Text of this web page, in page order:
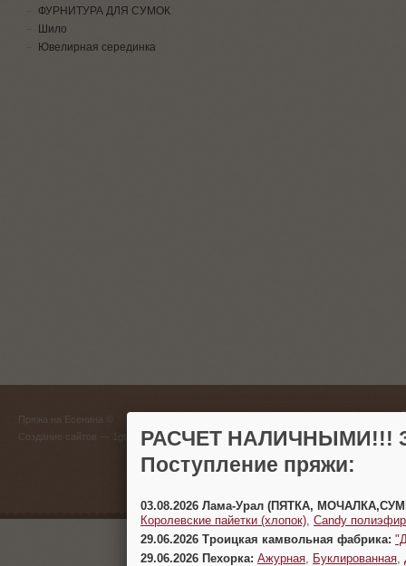
ФУРНИТУРА ДЛЯ СУМОК
Шило
Ювелирная серединка
Пряжа на Есенина ©
Создание сайтов
(383)
г.
РАСЧЕТ НАЛИЧНЫМИ!!!
Поступление пряжи:
03.08.2026 Лама-Урал (ПЯТКА,
Королевские пайетки (хлопок) Candy
29.06.2026 Троицкая камвольная фабрика:
29.06.2026 Пехорка: Ажурная Буклированная